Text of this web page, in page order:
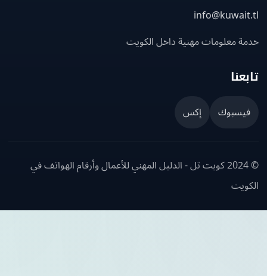
معلومات مهنية داخل الكويت
إكس
© 2024 كويت تل - الدليل المهني للأعمال وأرقام الهواتف في